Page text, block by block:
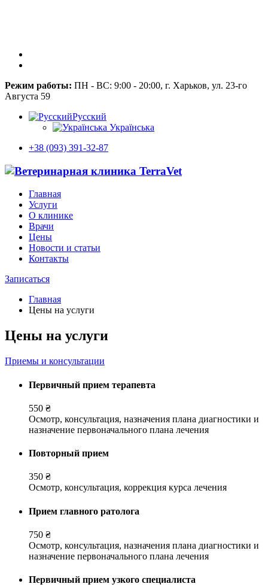
Режим работы: ПН - ВС: 9:00 - 20:00, г. Харьков, ул. 23-го
Августа 59
Русский
Українська
+38 (093) 391-32-87
Главная
Услуги
О клинике
Врачи
Цены
Новости и статьи
Контакты
Записаться
Главная
Цены на услуги
Цены на услуги
Приемы и консультации
Первичный прием терапевта
550 ₴
Осмотр, консультация, назначения плана диагностики и
назначение первоначального плана лечения
Повторный прием
350 ₴
Осмотр, консультация, коррекция курса лечения
Прием главного ратолога
750 ₴
Осмотр, консультация, назначения плана диагностики и
назначение первоначального плана лечения
Первичный прием узкого специалиста